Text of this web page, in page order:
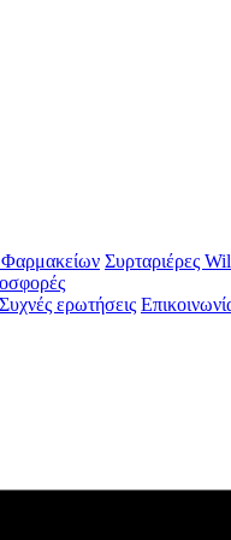
Φαρμακείων Συρταριέρες
Συχνές ερωτήσεις